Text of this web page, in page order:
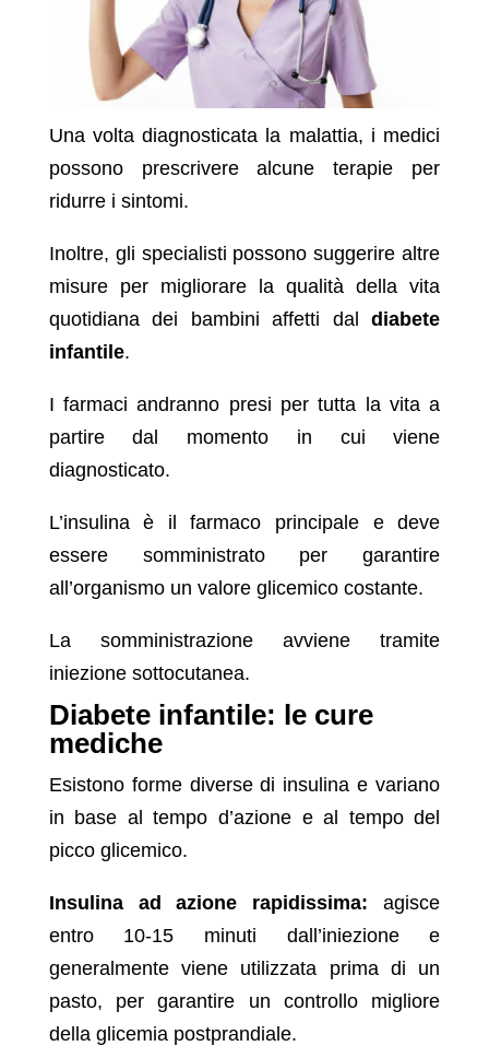
Una volta diagnosticata la malattia, i medici
possono prescrivere alcune terapie per
ridurre i sintomi.
Inoltre, gli specialisti possono suggerire altre
misure per migliorare la qualità della vita
quotidiana dei bambini affetti daldiabete
infantile.
I farmaci andranno presi per tutta la vita a
partire dal momento in cui viene
diagnosticato.
L’insulina è il farmaco principale e deve
essere somministrato per garantire
all’organismo un valore glicemico costante.
La somministrazione avviene tramite
iniezione sottocutanea.
Diabete infantile: le cure
mediche
Esistono forme diverse di insulina e variano
in base al tempo d’azione e al tempo del
picco glicemico.
Insulina ad azione rapidissima:agisce
entro 10-15 minuti dall’iniezione e
generalmente viene utilizzata prima di un
pasto, per garantire un controllo migliore
della glicemia postprandiale.